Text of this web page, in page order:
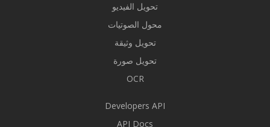
تحويل الفيديو
محول الصوتيات
تحويل وثيقة
تحويل صورة
OCR
Developers API
API Docs